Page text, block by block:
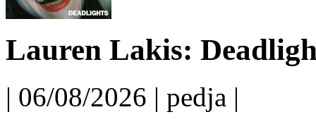
Lauren Lakis:
| 06/08/2026 | pedja |